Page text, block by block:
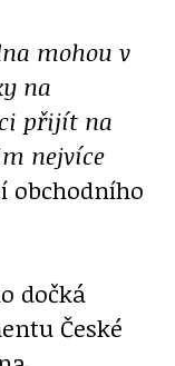
mohou v
na
přijít na
nejvíce
obchodního
dočká
České